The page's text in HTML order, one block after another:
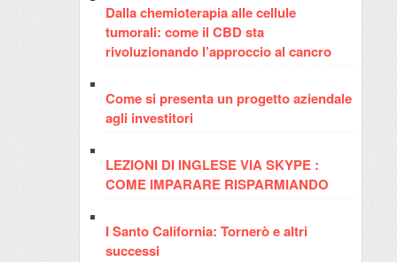
Dalla chemioterapia alle cellule
tumorali: come il CBD sta
rivoluzionando l’approccio al cancro
Come si presenta un progetto aziendale
agli investitori
LEZIONI DI INGLESE VIA SKYPE :
COME IMPARARE RISPARMIANDO
I Santo California: Tornerò e altri
successi